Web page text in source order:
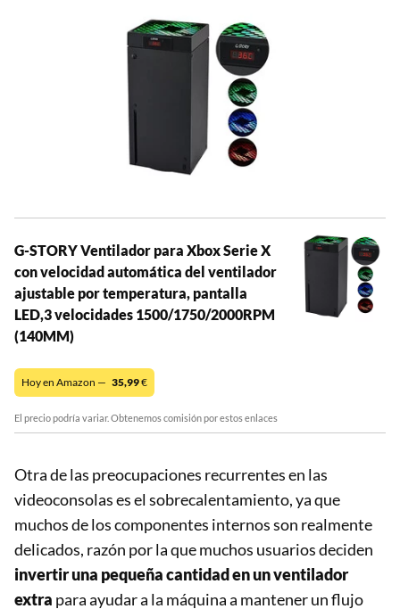
G-STORY Ventilador para Xbox Serie X
con velocidad automática del ventilador
ajustable por temperatura, pantalla
LED,3 velocidades 1500/1750/2000RPM
(140MM)
Hoy en Amazon — 35,99€
El precio podría variar. Obtenemos comisión por estos enlaces
Otra de las preocupaciones recurrentes en las
videoconsolas es el sobrecalentamiento, ya que
muchos de los componentes internos son realmente
delicados, razón por la que muchos usuarios deciden
invertir una pequeña cantidad en un ventilador
extra para ayudar a la máquina a mantener un flujo